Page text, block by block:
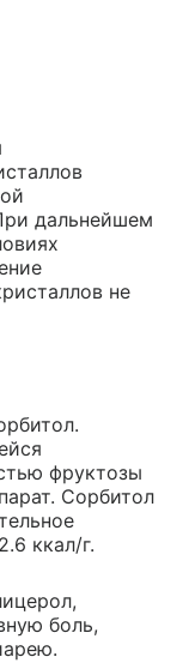
дальнейшем
не
фруктозы
Сорбитол
ккал/г.
боль,